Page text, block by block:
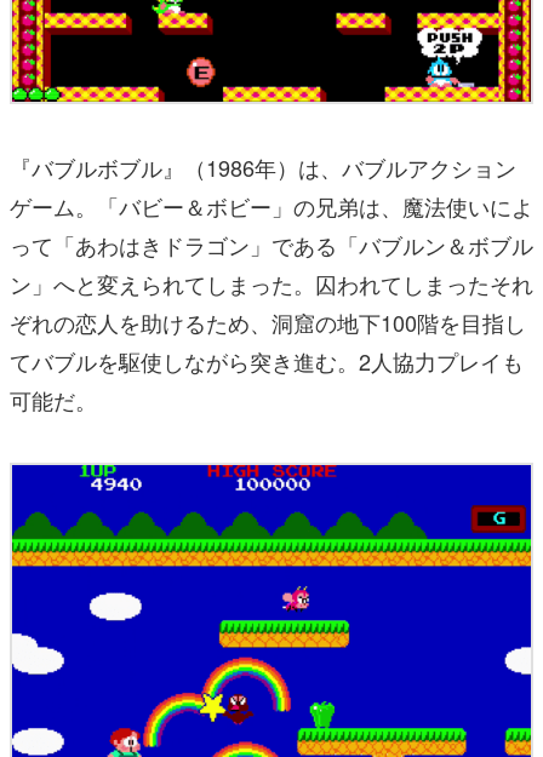
『バブルボブル』（1986年）は、バブルアクション
ゲーム。「バビー＆ボビー」の兄弟は、魔法使いによ
って「あわはきドラゴン」である「バブルン＆ボブル
ン」へと変えられてしまった。囚われてしまったそれ
ぞれの恋人を助けるため、洞窟の地下100階を目指し
てバブルを駆使しながら突き進む。2人協力プレイも
可能だ。